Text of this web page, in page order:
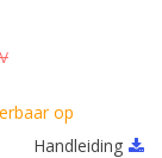
op
Handleiding